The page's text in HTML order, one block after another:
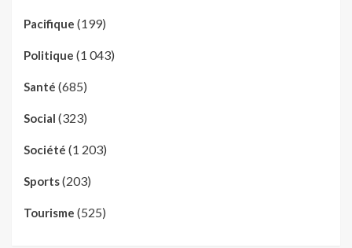
Pacifique (199)
Politique (1 043)
Santé (685)
Social (323)
Société (1 203)
Sports(203)
Tourisme (525)